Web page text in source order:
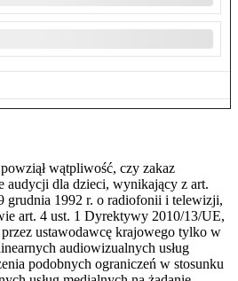
wątpliwość, czy zakaz
audycji dla dzieci, wynikający z art.
grudnia 1992 r. o radiofonii i telewizji,
art. 4 ust. 1 Dyrektywy 2010/13/UE,
przez ustawodawcę krajowego tylko w
audiowizualnych usług
podobnych ograniczeń w stosunku